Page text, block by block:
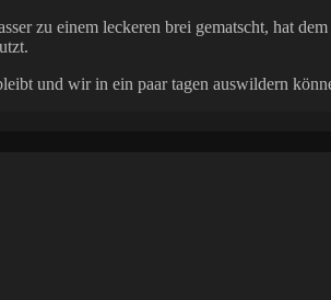
zu einem leckeren brei gematscht, hat
und wir in ein paar tagen auswildern